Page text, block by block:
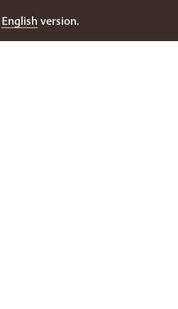
English version.